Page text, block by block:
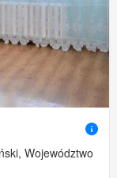
Województwo